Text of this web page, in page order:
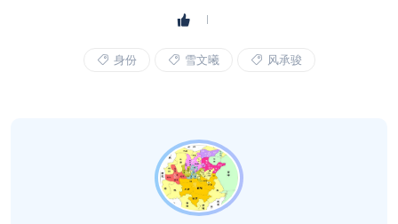
身份 雪文曦 风承骏